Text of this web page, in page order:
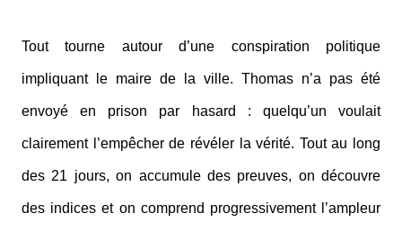
Tout tourne autour d’une conspiration politique
impliquant le maire de la ville. Thomas n’a pas été
envoyé en prison par hasard : quelqu’un voulait
clairement l’empêcher de révéler la vérité. Tout au long
des 21 jours, on accumule des preuves, on découvre
des indices et on comprend progressivement l’ampleur